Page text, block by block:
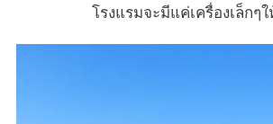
โรงแรมจะมีแค่เครื่องเล็กๆใ